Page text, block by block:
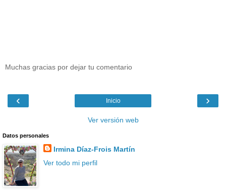
Muchas gracias por dejar tu comentario
‹ ›
Inicio
Ver versión web
Datos personales
Irmina Díaz-Frois Martín
Ver todo mi perfil